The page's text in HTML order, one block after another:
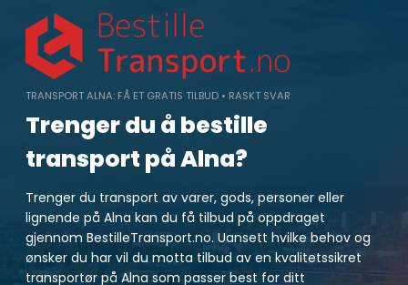
content
TRANSPORT ALNA: FÅ ET GRATIS TILBUD • RASKT SVAR
Trenger du å bestille
transport på Alna?
Trenger du transport av varer, gods, personer eller
lignende på Alna kan du få tilbud på oppdraget
gjennom BestilleTransport.no. Uansett hvilke behov og
ønsker du har vil du motta tilbud av en kvalitetssikret
transportør på Alna som passer best for ditt